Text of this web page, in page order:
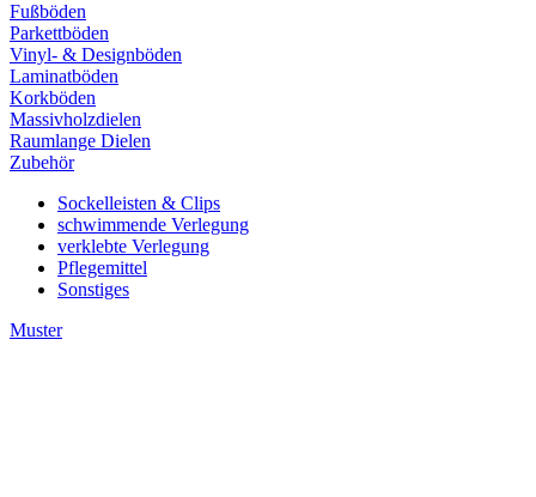
Fußböden
Parkettböden
Vinyl- & Designböden
Laminatböden
Korkböden
Massivholzdielen
Raumlange Dielen
Zubehör
Sockelleisten & Clips
schwimmende Verlegung
verklebte Verlegung
Pflegemittel
Sonstiges
Muster